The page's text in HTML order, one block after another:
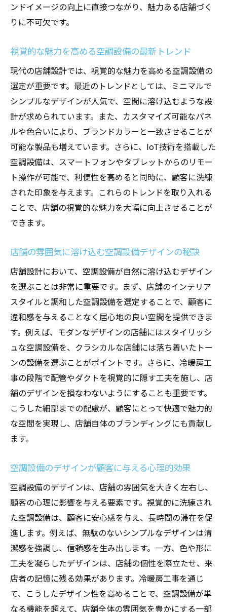
ンドイメージの向上に直接つながり、魅力ある店舗づく
りに不可欠です。
視覚的な魅力を高める空調設備の最新トレンド
現代の店舗設計では、視覚的な魅力を高める空調設備の
選定が重要です。最近のトレンドとしては、ミニマルで
シンプルなデザインが人気で、空間に溶け込むような設
計が求められています。また、カスタマイズ可能なパネ
ルや色合いにより、ブランドカラーと一致させることが
可能な製品も増えています。さらに、IoT技術を搭載した
空調設備は、スマートフォンやタブレットからのリモー
ト操作が可能で、利便性を高めると同時に、顧客に洗練
された印象を与えます。これらのトレンドを取り入れる
ことで、店舗の視覚的な魅力を大幅に向上させることが
できます。
店舗の雰囲気に溶け込む空調設備デザインの秘訣
店舗設計において、空調設備が自然に溶け込むデザイン
を選ぶことは非常に重要です。まず、店舗のインテリア
スタイルと調和した空調設備を選定することで、顧客に
違和感を与えることなく居心地の良い空間を提供できま
す。例えば、モダンなデザインの店舗にはスタイリッシ
ュな空調設備を、クラシカルな店舗には落ち着いたトー
ンの設備を選ぶことがポイントです。さらに、冷暖房工
事の段階で配管やダクトを視覚的に隠す工夫を施し、店
舗のデザインを損なわないようにすることも重要です。
こうした細部までの配慮が、顧客にとって快適で魅力的
な空間を実現し、店舗自体のブランディングにも貢献し
ます。
空調設備のデザインが顧客に与える心理的効果
空調設備のデザインは、店舗の雰囲気を大きく左右し、
顧客の心理に影響を与える要素です。視覚的に洗練され
た空調設備は、顧客に安心感を与え、長時間の滞在を促
進します。例えば、無駄のないシンプルなデザインは清
潔感を強調し、信頼感を生み出します。一方、色や形に
工夫を凝らしたデザインは、店舗の個性を際立たせ、来
店者の記憶に残る効果があります。冷暖房工事を通じ
て、こうしたデザイン性を高めることで、空調設備が単
なる機能を超えて、店舗全体の雰囲気を豊かにする一部